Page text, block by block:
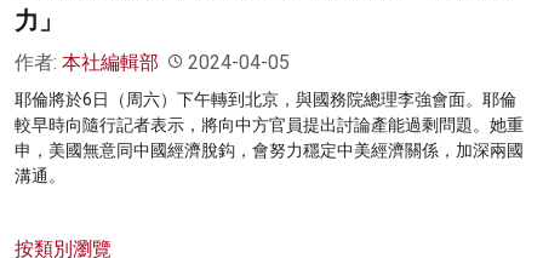
力」
作者: 本社編輯部 2024-04-05
耶倫將於6日（周六）下午轉到北京，與國務院總理李強會面。耶倫
較早時向隨行記者表示，將向中方官員提出討論產能過剩問題。她重
申，美國無意同中國經濟脫鈎，會努力穩定中美經濟關係，加深兩國
溝通。
按類別瀏覽